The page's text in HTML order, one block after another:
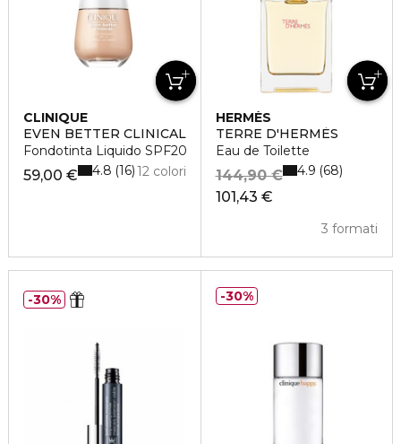
CLINIQUE
EVEN BETTER CLINICAL
Fondotinta Liquido SPF20
59,00 € 12 colori
4.8 16
HERMÈS
TERRE D'HERMÈS
Eau de Toilette
101,43 €
144,90 €
3 formati
4.9 68
30% 30%